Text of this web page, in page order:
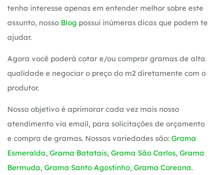
tenha interesse apenas em entender melhor sobre este
assunto, nosso Blog possui inúmeras dicas que podem te
ajudar.
Agora você poderá cotar e/ou comprar gramas de alta
qualidade e negociar o preço do m2 diretamente com o
produtor.
Nosso objetivo é aprimorar cada vez mais nosso
atendimento via email, para solicitações de orçamento
e compra de gramas. Nossas variedades são: Grama
Esmeralda, Grama Batatais, Grama São Carlos, Grama
Bermuda, Grama Santo Agostinho, Grama Coreana.